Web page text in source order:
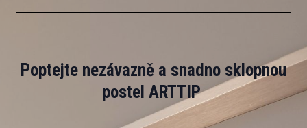
Poptejte nezávazně a snadno sklopnou
postel ARTTIP